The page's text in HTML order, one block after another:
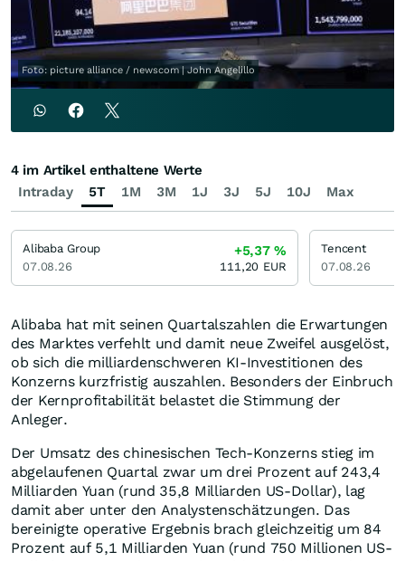
Foto: picture alliance / newscom | John Angelillo
Alibaba hat mit seinen Quartalszahlen die Erwartungen
des Marktes verfehlt und damit neue Zweifel ausgelöst,
ob sich die milliardenschweren KI-Investitionen des
Konzerns kurzfristig auszahlen. Besonders der Einbruch
der Kernprofitabilität belastet die Stimmung der
Anleger.
Der Umsatz des chinesischen Tech-Konzerns stieg im
abgelaufenen Quartal zwar um drei Prozent auf 243,4
Milliarden Yuan (rund 35,8 Milliarden US-Dollar), lag
damit aber unter den Analystenschätzungen. Das
bereinigte operative Ergebnis brach gleichzeitig um 84
Prozent auf 5,1 Milliarden Yuan (rund 750 Millionen US-
Intraday 5T 1M 3M 1J 3J 5J 10J Max
4 im Artikel enthaltene Werte
Alibaba Group
07.08.26
+5,37%
111,20 EUR
Tencent
07.08.26